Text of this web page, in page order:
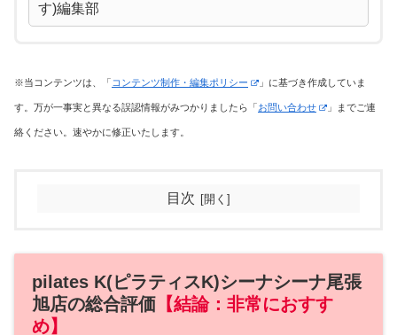
す)編集部
※当コンテンツは、「 コンテンツ制作・編集ポリシー 」に基づき作成していま
す。万が一事実と異なる誤認情報がみつかりましたら「 お問い合わせ 」までご連
絡ください。速やかに修正いたします。
目次
pilates K(ピラティスK)シーナシーナ尾張
旭店の総合評価 【結論：非常におすす
め】